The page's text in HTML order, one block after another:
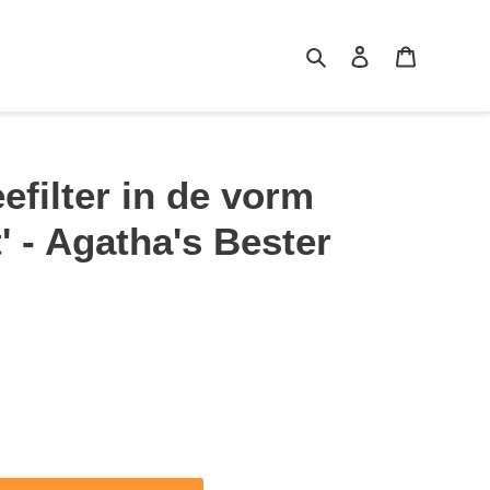
Zoeken Aanmelden
in de vorm
- Agatha's Bester